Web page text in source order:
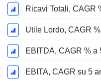
Ricavi Totali, CAGR
Utile Lordo, CAGR
EBITDA, CAGR % a
EBITA, CAGR su 5